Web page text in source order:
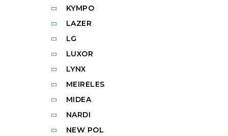
KYMPO
LAZER
LG
LUXOR
LYNX
MEIRELES
MIDEA
NARDI
NEW POL